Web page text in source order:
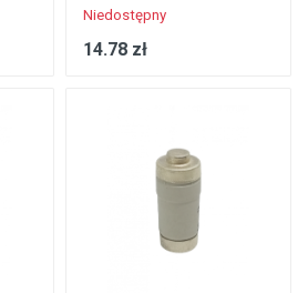
Niedostępny
14.78 zł